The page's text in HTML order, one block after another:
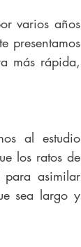
varios años
presentamos
más rápida,
al estudio
los ratos de
para asimilar
sea largo y